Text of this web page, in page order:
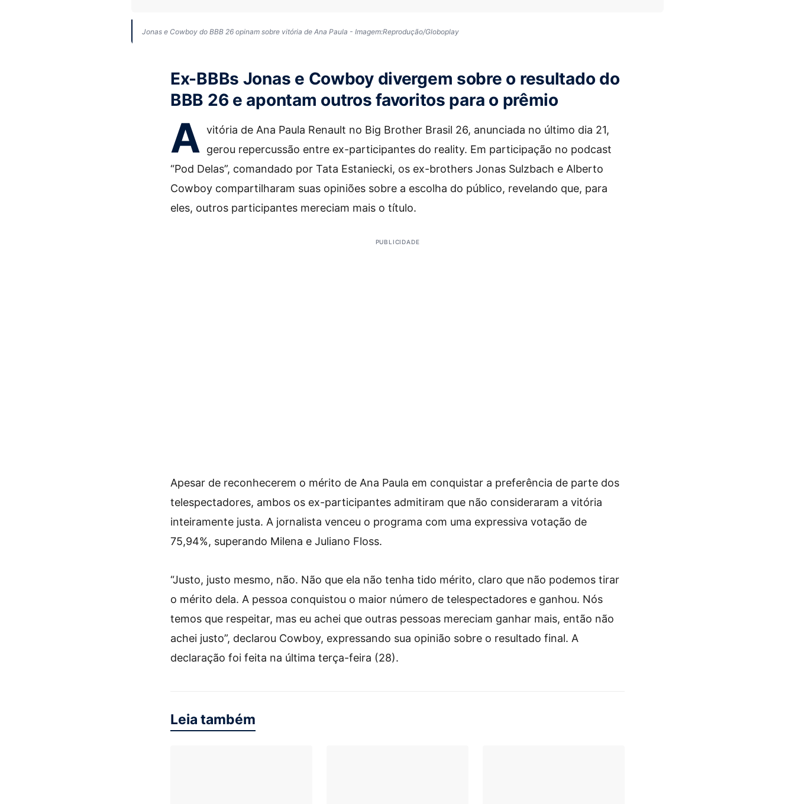
Jonas e Cowboy do BBB 26 opinam sobre vitória de Ana Paula - Imagem:Reprodução/Globoplay
Ex-BBBs Jonas e Cowboy divergem sobre o resultado do
BBB 26 e apontam outros favoritos para o prêmio
A vitória de Ana Paula Renault no Big Brother Brasil 26, anunciada no último dia 21,
gerou repercussão entre ex-participantes do reality. Em participação no podcast
“Pod Delas”, comandado por Tata Estaniecki, os ex-brothers Jonas Sulzbach e Alberto
Cowboy compartilharam suas opiniões sobre a escolha do público, revelando que, para
eles, outros participantes mereciam mais o título.
PUBLICIDADE
Apesar de reconhecerem o mérito de Ana Paula em conquistar a preferência de parte dos
telespectadores, ambos os ex-participantes admitiram que não consideraram a vitória
inteiramente justa. A jornalista venceu o programa com uma expressiva votação de
75,94%, superando Milena e Juliano Floss.
“Justo, justo mesmo, não. Não que ela não tenha tido mérito, claro que não podemos tirar
o mérito dela. A pessoa conquistou o maior número de telespectadores e ganhou. Nós
temos que respeitar, mas eu achei que outras pessoas mereciam ganhar mais, então não
achei justo”, declarou Cowboy, expressando sua opinião sobre o resultado final. A
declaração foi feita na última terça-feira (28).
Leia também